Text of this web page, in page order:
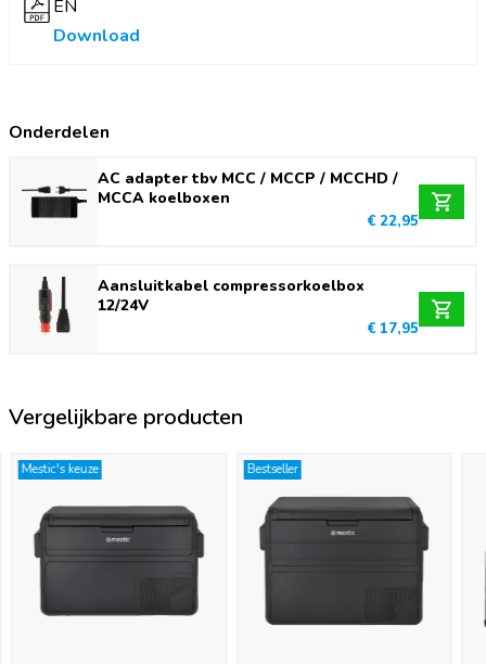
meegeleverde 230 V adapter sluit je de koelbox eenvoudig
aan op een stopcontact. De adapter is ook apart verkrijgbaar.
EN
Download
Onderdelen
AC adapter tbv MCC / MCCP / MCCHD /
MCCA koelboxen
€ 22,95
Aansluitkabel compressorkoelbox
12/24V
€ 17,95
Vergelijkbare producten
Mestic's keuze Bestseller